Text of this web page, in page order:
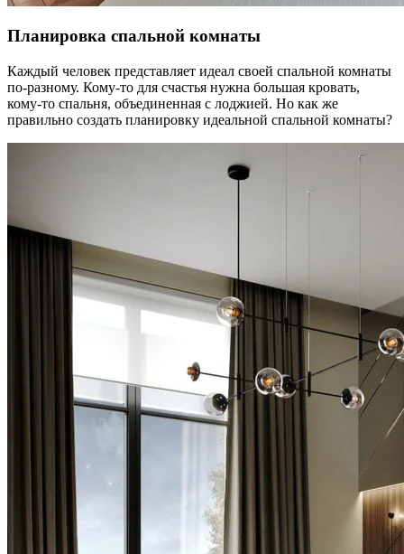
Планировка спальной комнаты
Каждый человек представляет идеал своей спальной комнаты
по-разному. Кому-то для счастья нужна большая кровать,
кому-то спальня, объединенная с лоджией. Но как же
правильно создать планировку идеальной спальной комнаты?